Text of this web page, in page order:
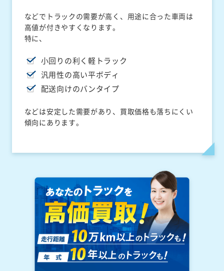
などでトラックの需要が高く、用途に合った車両は
高値が付きやすくなります。
特に、
小回りの利く軽トラック
汎用性の高い平ボディ
配送向けのバンタイプ
などは安定した需要があり、買取価格も落ちにくい
傾向にあります。